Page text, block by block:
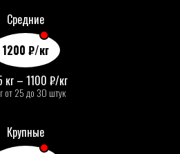
Средние
1200 ₽/кг
кг – 1100 ₽/кг
от 25 до 30 штук
Крупные